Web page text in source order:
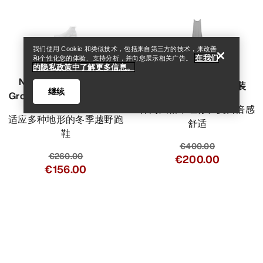
Help
Norvan 4 Nivalis GTX
Grotto Shoe 越野跑鞋 女装
适应多种地形的冬季越野跑
鞋
€260.00
€156.00
VEILANCE
Demlo背心连衣裙 女装
舒适
€400.00
€200.00
我们使用 Cookie 和类似技术，包括来自第三方的技术，来改善
和个性化您的体验、支持分析，并向您展示相关广告。
在我们
的隐私政策中了解更多信息。
继续